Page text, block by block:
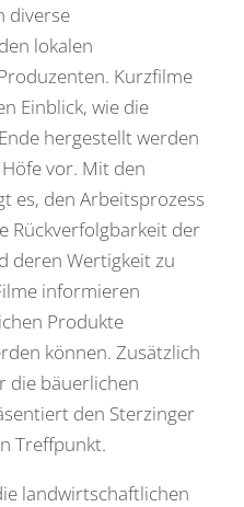
diverse
lokalen
Kurzfilme
Einblick, wie die
hergestellt werden
vor. Mit den
es, den Arbeitsprozess
Rückverfolgbarkeit der
deren Wertigkeit zu
informieren
Produkte
können. Zusätzlich
die bäuerlichen
den Sterzinger
Treffpunkt.
landwirtschaftlichen